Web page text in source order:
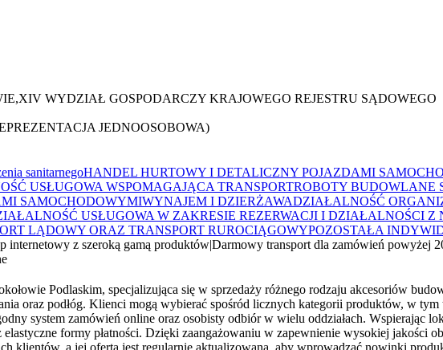
WYDZIAŁ GOSPODARCZY KRAJOWEGO REJESTRU SĄDOWEGO
JEDNOOSOBOWA)
sanitarnegoHANDEL HURTOWY I DETALICZNY POJAZDAMI
USŁUGOWA WSPOMAGAJĄCA TRANSPORTROBOTY BUDOWLANE
SAMOCHODOWYMIWYNAJEM I DZIERŻAWADZIAŁALNOŚĆ
USŁUGOWA W ZAKRESIE REZERWACJI I DZIAŁALNOŚCI
LĄDOWY ORAZ TRANSPORT RUROCIĄGOWYPOZOSTAŁA
internetowy z szeroką gamą produktówDarmowy transport dla zamówień powyżej
Podlaskim, specjalizująca się w sprzedaży różnego rodzaju akcesoriów
oraz podłóg. Klienci mogą wybierać spośród licznych kategorii produktów, w
system zamówień online oraz osobisty odbiór w wielu oddziałach. Wspierając
formy płatności. Dzięki zaangażowaniu w zapewnienie wysokiej jakości